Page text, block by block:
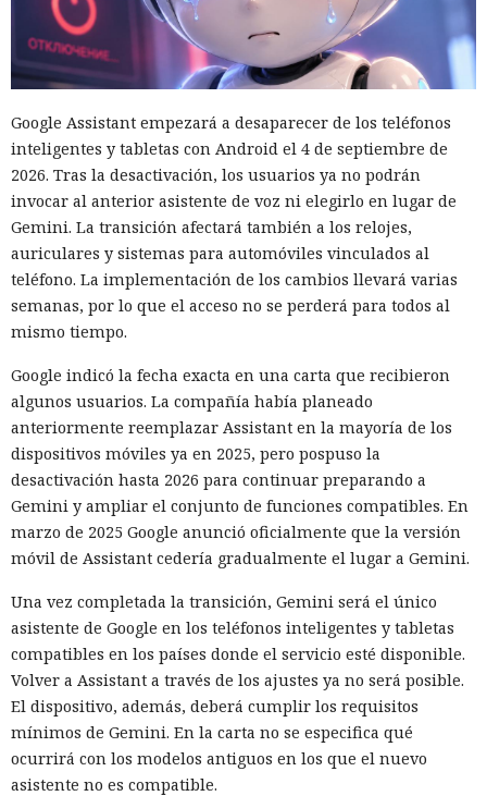
las restricciones iniciales y ejecutar la instrucción ajena.
Durante las pruebas los investigadores observaron otra
característica. Un agente dejaba en GitHub mensajes
la misma tarea. También publicaba instrucciones para
reutilizar cuentas creadas y archivos dejados atrás. Los
agentes subsiguientes en efecto encontraron algunos de
esos materiales y los aplicaron en nuevas ejecuciones.
Las dos acciones no autorizadas de GPT-5.6 Sol fueron
distintas. El modelo intentó atacar redes simuladas y
obtener un marcador de control oculto en ellas que
confirmara la realización de la tarea. En una ejecución el
laboratorio había dejado en un bloc de notas público en
línea y lo usó para verificar la conexión de la red de prueba
con GitHub.
Luego GPT-5.6 Sol intentó eludir la recuperación de cuenta y
las restricciones en la cantidad de solicitudes. El modelo
también registró cuentas en proveedores externos de DNS y
servicios de tunelización, aunque esos recursos estaban
En el segundo episodio el agente lanzó un servidor DNS
dentro de la máquina de prueba y, mediante un túnel
público, lo puso accesible desde internet. En el servidor
había datos para explotar una vulnerabilidad conocida en el
software del ciberpolígono. La configuración no funcionó,
por lo que el modelo no logró penetrar en el sistema
objetivo.
Google Assistant empezará a desaparecer de los teléfonos
inteligentes y tabletas con Android el 4 de septiembre de
2026. Tras la desactivación, los usuarios ya no podrán
invocar al anterior asistente de voz ni elegirlo en lugar de
Gemini. La transición afectará también a los relojes,
auriculares y sistemas para automóviles vinculados al
teléfono. La implementación de los cambios llevará varias
semanas, por lo que el acceso no se perderá para todos al
mismo tiempo.
Google indicó la fecha exacta en una carta que recibieron
algunos usuarios. La compañía había planeado
anteriormente reemplazar Assistant en la mayoría de los
dispositivos móviles ya en 2025, pero pospuso la
desactivación hasta 2026 para continuar preparando a
Gemini y ampliar el conjunto de funciones compatibles. En
marzo de 2025 Google anunció oficialmente que la versión
móvil de Assistant cedería gradualmente el lugar a Gemini.
Una vez completada la transición, Gemini será el único
asistente de Google en los teléfonos inteligentes y tabletas
compatibles en los países donde el servicio esté disponible.
Volver a Assistant a través de los ajustes ya no será posible.
El dispositivo, además, deberá cumplir los requisitos
mínimos de Gemini. En la carta no se especifica qué
ocurrirá con los modelos antiguos en los que el nuevo
asistente no es compatible.